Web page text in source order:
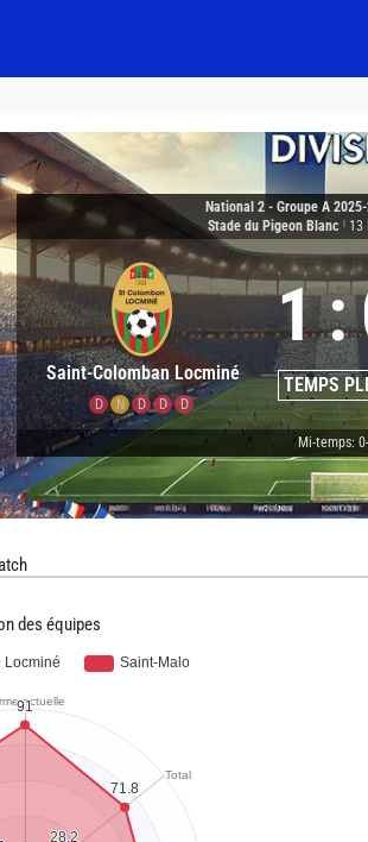
National 2 - Groupe A
Stade du Pigeon Blanc
13
Saint-Colomban Locminé
D N D D D
1:
TEMPS
Mi-temps:
des équipes